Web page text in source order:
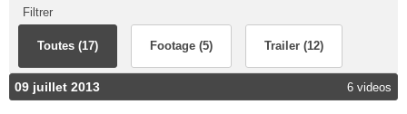
Filtrer
Toutes (17) Footage (5) Trailer (12)
09 juillet 2013 6 videos